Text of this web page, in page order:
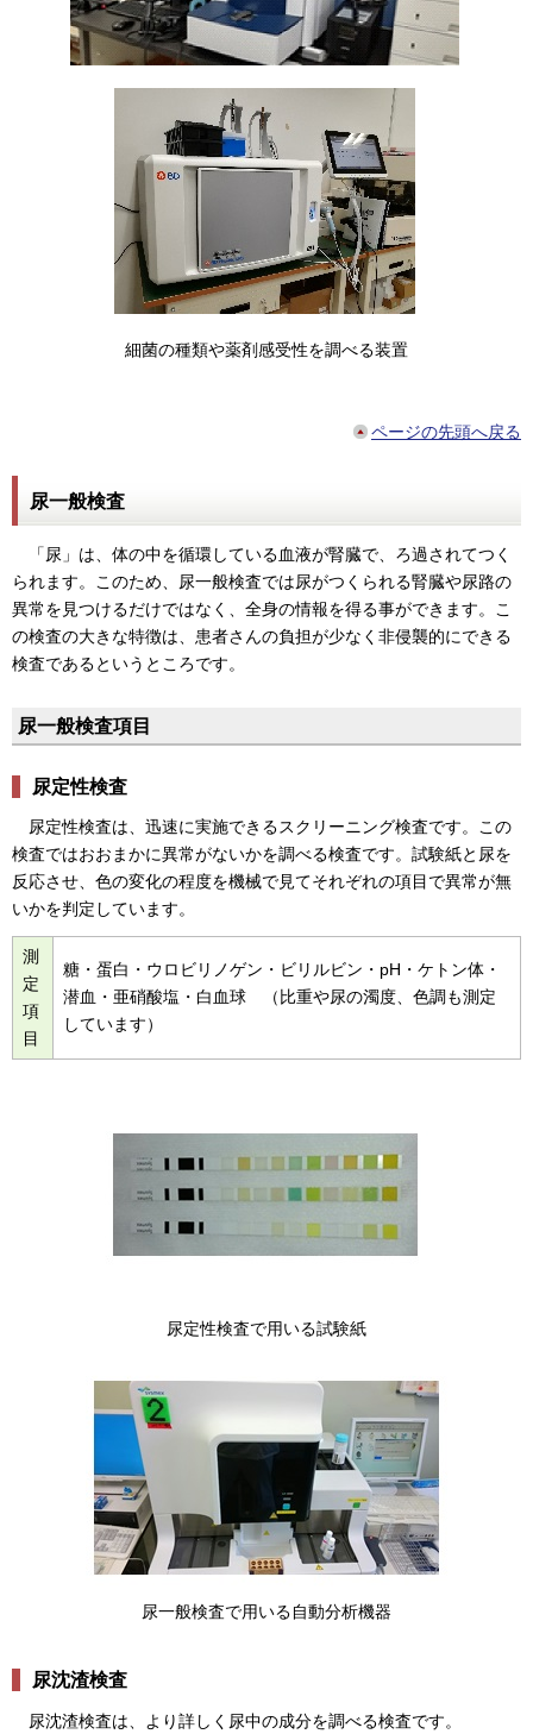
細菌の種類や薬剤感受性を調べる装置
ページの先頭へ戻る
尿一般検査
「尿」は、体の中を循環している血液が腎臓で、ろ過されてつく
られます。このため、尿一般検査では尿がつくられる腎臓や尿路の
異常を見つけるだけではなく、全身の情報を得る事ができます。こ
の検査の大きな特徴は、患者さんの負担が少なく非侵襲的にできる
検査であるというところです。
尿一般検査項目
尿定性検査
尿定性検査は、迅速に実施できるスクリーニング検査です。この
検査ではおおまかに異常がないかを調べる検査です。試験紙と尿を
反応させ、色の変化の程度を機械で見てそれぞれの項目で異常が無
いかを判定しています。
測
定
項
目
糖・蛋白・ウロビリノゲン・ビリルビン・pH・ケトン体・
潜血・亜硝酸塩・白血球 （比重や尿の濁度、色調も測定
しています）
尿定性検査で用いる試験紙
尿一般検査で用いる自動分析機器
尿沈渣検査
尿沈渣検査は、より詳しく尿中の成分を調べる検査です。